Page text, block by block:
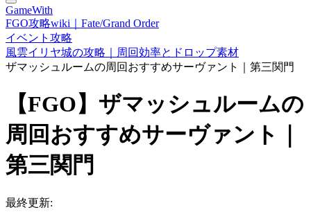
GameWith
FGO攻略wiki｜Fate/Grand Order
イベント攻略
風雲イリヤ城の攻略｜周回効率とドロップ素材
ザマッシュルームの周回おすすめサーヴァント｜第三関門
【FGO】ザマッシュルームの
周回おすすめサーヴァント｜
第三関門
最終更新: